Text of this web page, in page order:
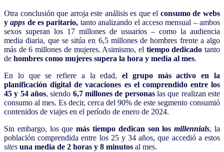
Otra conclusión que arroja este análisis es que el consumo de webs
yapps de es paritario, tanto analizando el acceso mensual – ambos
sexos superan los 17 millones de usuarios – como la audiencia
media diaria, que se sitúa en 6,5 millones de hombres frente a algo
más de 6 millones de mujeres. Asimismo, el tiempo dedicado tanto
de hombres como mujeres supera la hora y media al mes.
En lo que se refiere a la edad,el grupo más activo en la
planificación digital de vacaciones es el comprendido entre los
45 y 54 años, siendo 6,7 millones de personaslas que realizan este
consumo al mes. Es decir, cerca del 90% de este segmento consumió
contenidos de viajes en el período de enero de 2024.
Sin embargo, los quemás tiempo dedican son losmillennials, la
población comprendida entre los 25 y 34 años, que accedió a estos
sites una media de 2 horas y 8 minutos al mes.